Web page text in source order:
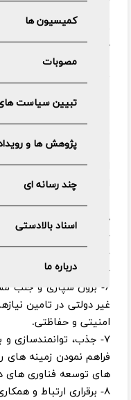
کمیسیون ها
مصوبات
تبیین سیاست
پژوهش ها و
چند رسانه ای
اسناد بالادستی
درباره ما
۱- توسعه و تعمیق
خلاقیت در تمام سطوح و
۲- ترویج نهضت نرم
تحقیقات دفاعی و
بومی سازی و روزآمدی.
۳- دستیابی به فناوری
و آینده با تاکید بر
۴- تاکید بر
اولویت دار دفاعی و
افزایش قابلیت و کارآیی
۵- ممنوعیت تامین
در حد ضرورت و حتی
- با اولویت انتقال فناوری.
- تامین آموزش و
- تامین از منابع متنوع.
۶- برون سپاری و جلب
غیر دولتی در تامین
امنیتی و حفاظتی.
۷- جذب، توانمندسازی و
فراهم نمودن زمینه های
های توسعه فناوری های
۸- برقراری ارتباط و